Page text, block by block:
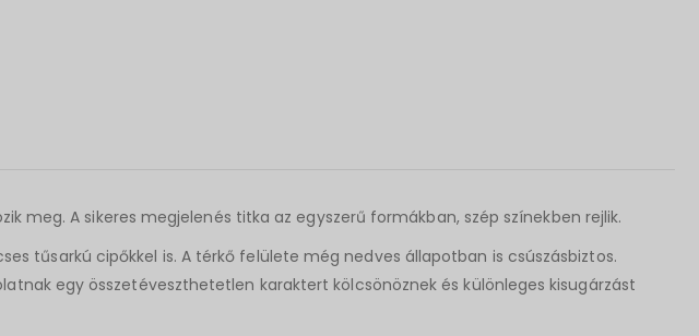
meg. A sikeres megjelenés titka az egyszerű formákban, szép színekben rejlik.
tűsarkú cipőkkel is. A térkő felülete még nedves állapotban is csúszásbiztos.
egy összetéveszthetetlen karaktert kölcsönöznek és különleges kisugárzást